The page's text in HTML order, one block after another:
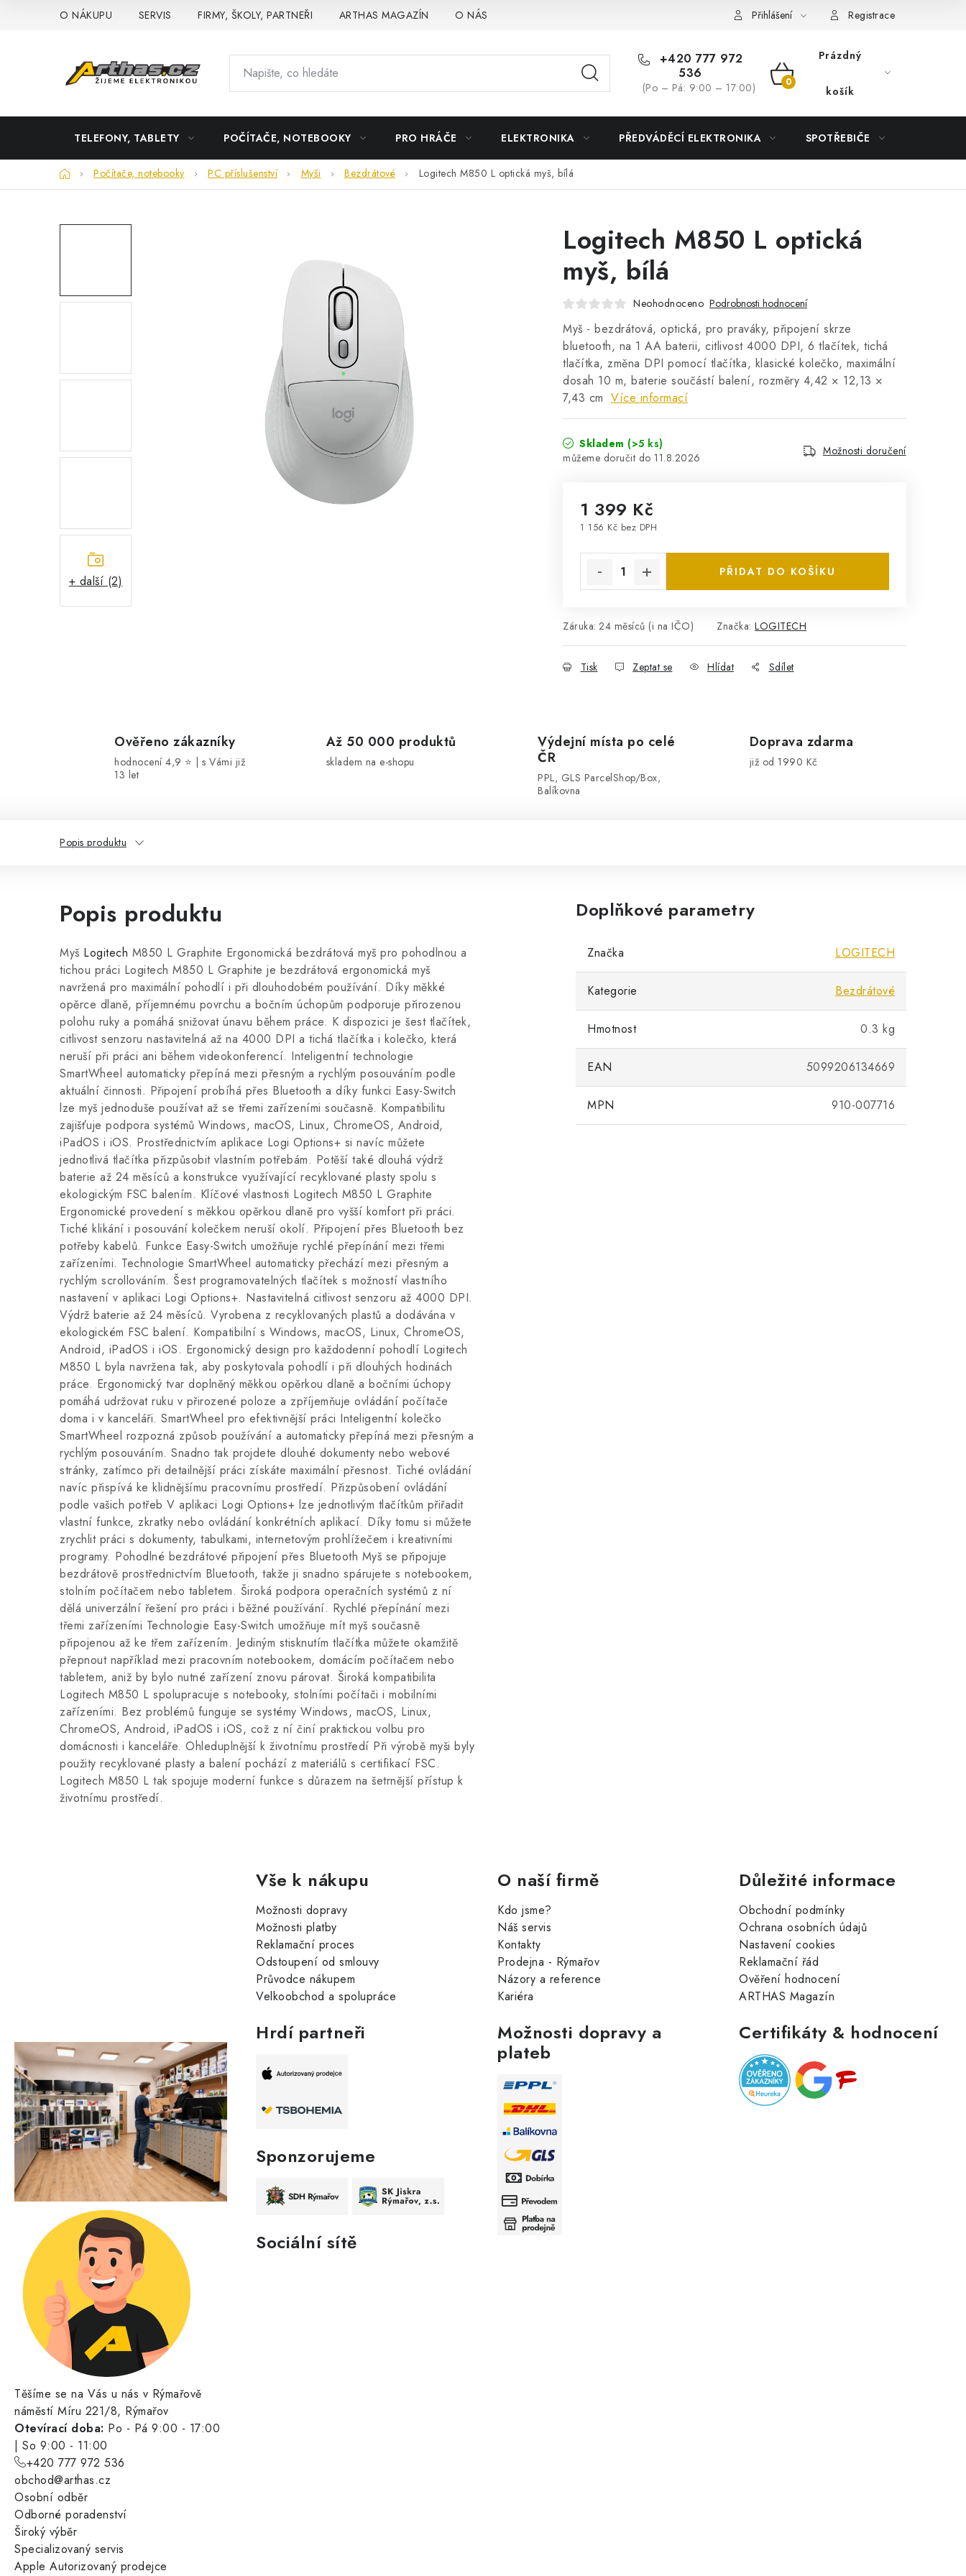
O NÁKUPU SERVIS FIRMY, ŠKOLY, PARTNEŘI ARTHAS MAGAZÍN O NÁS Přihlášení Registrace
+420 777 972
536
(Po – Pá: 9:00 – 17:00)
NÁKUPNÍ
Prázdný
košík
TELEFONY, TABLETY POČÍTAČE, NOTEBOOKY PRO HRÁČE ELEKTRONIKA PŘEDVÁDĚCÍ ELEKTRONIKA SPOTŘEBIČE
DomůPočítače, notebooky PC příslušenství Myši Bezdrátové Logitech M850 L optická myš, bílá
+ další (2)
Logitech M850 L optická
myš, bílá
Neohodnoceno Podrobnosti hodnocení
Myš - bezdrátová, optická, pro praváky, připojení skrze
bluetooth, na 1 AA baterii, citlivost 4000 DPI, 6 tlačítek, tichá
tlačítka, změna DPI pomocí tlačítka, klasické kolečko, maximální
dosah 10 m, baterie součástí balení, rozměry 4,42 × 12,13 ×
7,43 cm Více informací
Skladem (>5 ks)
11.8.2026
Možnosti doručení
1 399 Kč
1 156 Kč bez DPH
PŘIDAT DO KOŠÍKU
Záruka: 24 měsíců (i na IČO) Značka: LOGITECH
Tisk Zeptat se Hlídat Sdílet
Ověřeno zákazníky
hodnocení 4,9 ⭐ | s Vámi již
13 let
Až 50 000 produktů
skladem na e-shopu
Výdejní místa po celé
ČR
PPL, GLS ParcelShop/Box,
Balíkovna
Doprava zdarma
již od 1990 Kč
Popis produktu
Popis produktu
Myš Logitech M850 L Graphite Ergonomická bezdrátová myš pro pohodlnou a
tichou práci Logitech M850 L Graphite je bezdrátová ergonomická myš
navržená pro maximální pohodlí i při dlouhodobém používání. Díky měkké
opěrce dlaně, příjemnému povrchu a bočním úchopům podporuje přirozenou
polohu ruky a pomáhá snižovat únavu během práce. K dispozici je šest tlačítek,
citlivost senzoru nastavitelná až na 4000 DPI a tichá tlačítka i kolečko, která
neruší při práci ani během videokonferencí. Inteligentní technologie
SmartWheel automaticky přepíná mezi přesným a rychlým posouváním podle
aktuální činnosti. Připojení probíhá přes Bluetooth a díky funkci Easy-Switch
lze myš jednoduše používat až se třemi zařízeními současně. Kompatibilitu
zajišťuje podpora systémů Windows, macOS, Linux, ChromeOS, Android,
iPadOS i iOS. Prostřednictvím aplikace Logi Options+ si navíc můžete
jednotlivá tlačítka přizpůsobit vlastním potřebám. Potěší také dlouhá výdrž
baterie až 24 měsíců a konstrukce využívající recyklované plasty spolu s
ekologickým FSC balením. Klíčové vlastnosti Logitech M850 L Graphite
Ergonomické provedení s měkkou opěrkou dlaně pro vyšší komfort při práci.
Tiché klikání i posouvání kolečkem neruší okolí. Připojení přes Bluetooth bez
potřeby kabelů. Funkce Easy-Switch umožňuje rychlé přepínání mezi třemi
zařízeními. Technologie SmartWheel automaticky přechází mezi přesným a
rychlým scrollováním. Šest programovatelných tlačítek s možností vlastního
nastavení v aplikaci Logi Options+. Nastavitelná citlivost senzoru až 4000 DPI.
Výdrž baterie až 24 měsíců. Vyrobena z recyklovaných plastů a dodávána v
ekologickém FSC balení. Kompatibilní s Windows, macOS, Linux, ChromeOS,
Android, iPadOS i iOS. Ergonomický design pro každodenní pohodlí Logitech
M850 L byla navržena tak, aby poskytovala pohodlí i při dlouhých hodinách
práce. Ergonomický tvar doplněný měkkou opěrkou dlaně a bočními úchopy
pomáhá udržovat ruku v přirozené poloze a zpříjemňuje ovládání počítače
doma i v kanceláři. SmartWheel pro efektivnější práci Inteligentní kolečko
SmartWheel rozpozná způsob používání a automaticky přepíná mezi přesným a
rychlým posouváním. Snadno tak projdete dlouhé dokumenty nebo webové
stránky, zatímco při detailnější práci získáte maximální přesnost. Tiché ovládání
navíc přispívá ke klidnějšímu pracovnímu prostředí. Přizpůsobení ovládání
podle vašich potřeb V aplikaci Logi Options+ lze jednotlivým tlačítkům přiřadit
vlastní funkce, zkratky nebo ovládání konkrétních aplikací. Díky tomu si můžete
zrychlit práci s dokumenty, tabulkami, internetovým prohlížečem i kreativními
programy. Pohodlné bezdrátové připojení přes Bluetooth Myš se připojuje
bezdrátově prostřednictvím Bluetooth, takže ji snadno spárujete s notebookem,
stolním počítačem nebo tabletem. Široká podpora operačních systémů z ní
dělá univerzální řešení pro práci i běžné používání. Rychlé přepínání mezi
třemi zařízeními Technologie Easy-Switch umožňuje mít myš současně
připojenou až ke třem zařízením. Jediným stisknutím tlačítka můžete okamžitě
přepnout například mezi pracovním notebookem, domácím počítačem nebo
tabletem, aniž by bylo nutné zařízení znovu párovat. Široká kompatibilita
Logitech M850 L spolupracuje s notebooky, stolními počítači i mobilními
zařízeními. Bez problémů funguje se systémy Windows, macOS, Linux,
ChromeOS, Android, iPadOS i iOS, což z ní činí praktickou volbu pro
domácnosti i kanceláře. Ohleduplnější k životnímu prostředí Při výrobě myši byly
použity recyklované plasty a balení pochází z materiálů s certifikací FSC.
Logitech M850 L tak spojuje moderní funkce s důrazem na šetrnější přístup k
životnímu prostředí.
Doplňkové parametry
Značka LOGITECH
Kategorie Bezdrátové
Hmotnost 0.3 kg
EAN 5099206134669
MPN 910-007716
Těšíme se na Vás u nás v Rýmařově
náměstí Míru 221/8, Rýmařov
Otevírací doba: Po - Pá 9:00 - 17:00
| So 9:00 - 11:00
+420 777 972 536
obchod@arthas.cz
Osobní odběr
Odborné poradenství
Široký výběr
Specializovaný servis
Apple Autorizovaný prodejce
Vše k nákupu
Možnosti dopravy
Možnosti platby
Reklamační proces
Odstoupení od smlouvy
Průvodce nákupem
Velkoobchod a spolupráce
O naší firmě
Kdo jsme?
Náš servis
Kontakty
Prodejna - Rýmařov
Názory a reference
Kariéra
Důležité informace
Obchodní podmínky
Ochrana osobních údajů
Nastavení cookies
Reklamační řád
Ověření hodnocení
ARTHAS Magazín
Hrdí partneři
Sponzorujeme
Sociální sítě
Možnosti dopravy a
plateb
Certifikáty & hodnocení